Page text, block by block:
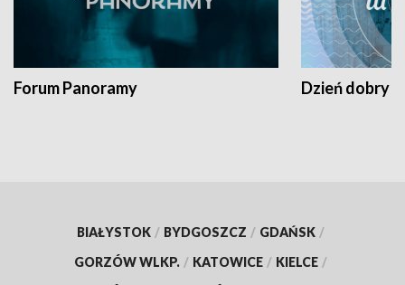
Forum Panoramy Dzień dobry
BIAŁYSTOK / BYDGOSZCZ / GDAŃSK /
GORZÓW WLKP. / KATOWICE / KIELCE /